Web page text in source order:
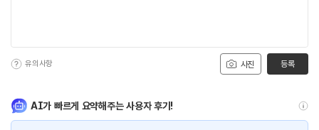
사진
유의사항 등록
AI가 빠르게 요약해주는 사용자 후기!